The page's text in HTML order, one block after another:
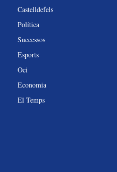
Castelldefels
Política
Successos
Esports
Oci
Economia
El Temps